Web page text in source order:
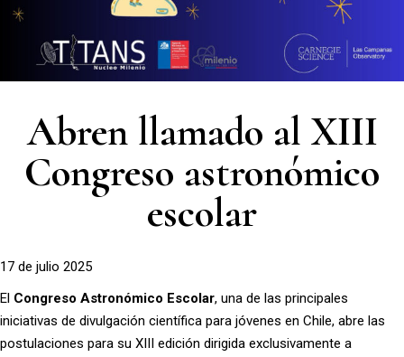
Abren llamado al XIII
Congreso astronómico
escolar
17 de julio 2025
El Congreso Astronómico Escolar, una de las principales
iniciativas de divulgación científica para jóvenes en Chile, abre las
postulaciones para su XIII edición dirigida exclusivamente a